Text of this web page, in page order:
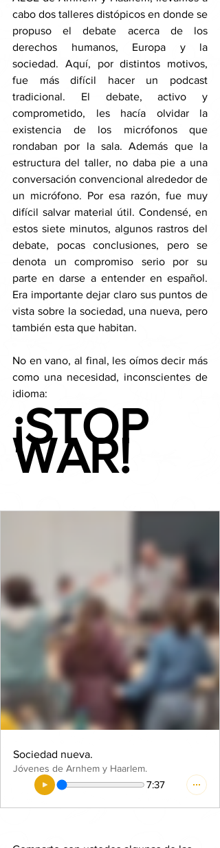
cabo dos talleres distópicos en donde se
propuso el debate acerca de los
derechos humanos, Europa y la
sociedad. Aquí, por distintos motivos,
fue más difícil hacer un podcast
tradicional. El debate, activo y
comprometido, les hacía olvidar la
existencia de los micrófonos que
rondaban por la sala. Además que la
estructura del taller, no daba pie a una
conversación convencional alrededor de
un micrófono. Por esa razón, fue muy
difícil salvar material útil. Condensé, en
estos siete minutos, algunos rastros del
debate, pocas conclusiones, pero se
denota un compromiso serio por su
parte en darse a entender en español.
Era importante dejar claro sus puntos de
vista sobre la sociedad, una nueva, pero
también esta que habitan.
No en vano, al final, les oímos decir más
como una necesidad, inconscientes de
idioma:
¡STOP
WAR!
Sociedad nueva.
Jóvenes de Arnhem y Haarlem.
7:37